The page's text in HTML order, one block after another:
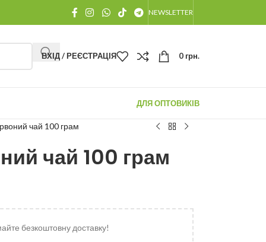
NEWSLETTER
ВХІД / РЕЄСТРАЦІЯ 0 грн.
ДЛЯ ОПТОВИКІВ
чай 100 грам
чай 100 грам
безкоштовну доставку!